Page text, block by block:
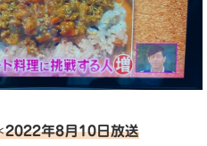
2022年8月10日放送